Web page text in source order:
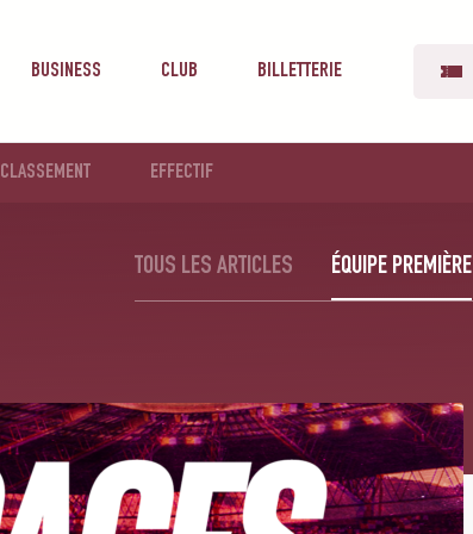
BUSINESS CLUB BILLETTERIE
CLASSEMENT EFFECTIF
TOUS LES ARTICLES ÉQUIPE PREMIÈRE